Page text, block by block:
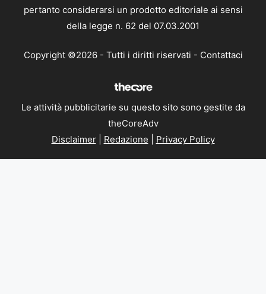
pertanto considerarsi un prodotto editoriale ai sensi
della legge n. 62 del 07.03.2001
Copyright ©2026 - Tutti i diritti riservati - Contattaci
Le attività pubblicitarie su questo sito sono gestite da
theCoreAdv
Disclaimer| Redazione Privacy Policy